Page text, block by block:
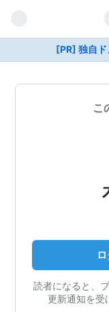
[PR] 独自
こ
読者になると、
更新通知を受